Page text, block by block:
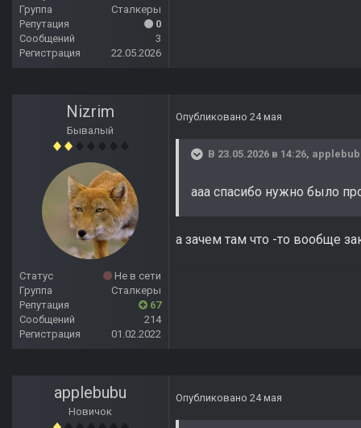
Группа
Сталкеры
Репутация
0
Сообщений
3
Регистрация
22.05.2026
Nizrim
Бывалый
Статус
Не в сети
Группа
Сталкеры
Репутация
67
Сообщений
214
Регистрация
01.02.2022
Опубликовано 24 мая
В 23.05.2026 в 14:26,
ааа спасибо нужно было
а зачем там что -то вообще
applebubu
Новичок
Опубликовано 24 мая